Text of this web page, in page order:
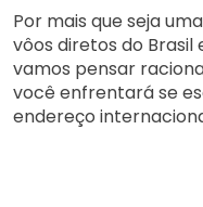
Por mais que seja
vôos diretos do Brasil
vamos pensar
você enfrentará se
endereço